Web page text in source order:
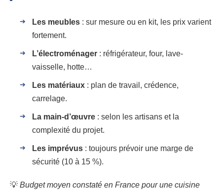
Les meubles : sur mesure ou en kit, les prix varient
fortement.
L’électroménager : réfrigérateur, four, lave-
vaisselle, hotte…
Les matériaux : plan de travail, crédence,
carrelage.
La main-d’œuvre : selon les artisans et la
complexité du projet.
Les imprévus : toujours prévoir une marge de
sécurité (10 à 15 %).
💡 Budget moyen constaté en France pour une cuisine